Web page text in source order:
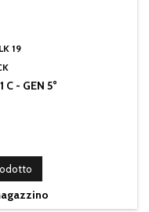
19
C - GEN 5°